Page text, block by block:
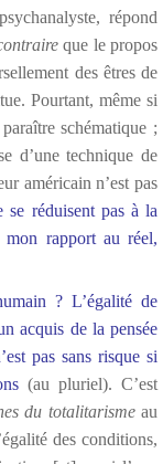
répond
que le propos
des êtres de
Pourtant, même si
schématique ;
d’une technique de
américain n’est pas
réduisent pas à la
mon rapport au réel,
? L’égalité de
acquis de la pensée
pas sans risque si
(au pluriel). C’est
du totalitarismeau
des conditions,